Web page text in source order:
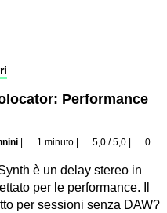
Performance
1 minuto 5,0 / 5,0 0
è un delay stereo in
per le performance. Il
per sessioni senza DAW?